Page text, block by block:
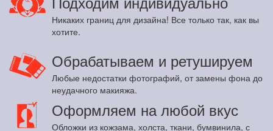
Никаких границ для дизайна! Все только так, как вы
хотите.
Обрабатываем и ретушируем
Любые недостатки фотографий, от замены фона до
неудачного макияжа.
Оформляем на любой вкус
Обложки из кожзама, холста, ткани, бумвинила, с